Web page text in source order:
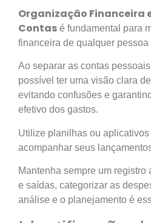
Organização Financeira
Contas é fundamental para
financeira de qualquer pessoa
Ao separar as contas
possível ter uma visão clara
evitando confusões e
efetivo dos gastos.
Utilize planilhas ou
acompanhar seus
Mantenha sempre um
e saídas, categorizar as
análise e o planejamento é